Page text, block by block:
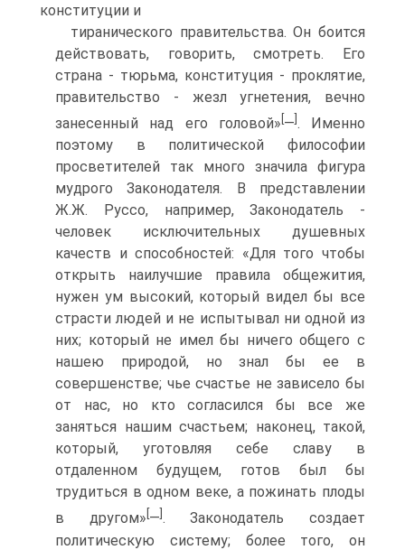
конституции и
тиранического правительства. Он боится
действовать, говорить, смотреть. Его
страна - тюрьма, конституция - проклятие,
правительство - жезл угнетения, вечно
занесенный над его головой»—. Именно
поэтому в политической философии
просветителей так много значила фигура
мудрого Законодателя. В представлении
Ж.Ж. Руссо, например, Законодатель -
человек исключительных душевных
качеств и способностей: «Для того чтобы
открыть наилучшие правила общежития,
нужен ум высокий, который видел бы все
страсти людей и не испытывал ни одной из
них; который не имел бы ничего общего с
нашею природой, но знал бы ее в
совершенстве; чье счастье не зависело бы
от нас, но кто согласился бы все же
заняться нашим счастьем; наконец, такой,
который, уготовляя себе славу в
отдаленном будущем, готов был бы
трудиться в одном веке, а пожинать плоды
в другом»—. Законодатель создает
политическую систему; более того, он